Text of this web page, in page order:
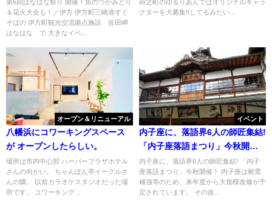
第6回はなはな祭り 開催！魚のつかみどり
＆花火大会も！／伊方 伊方町三崎港すぐ
そばの 伊方町観光交流拠点施設 佐田岬
はなはな で 大きなイベ...
卯之町のゆるりあんではオリジナルキャラ
クターを大募集!!してるみたい...
オープン＆リニューアル
八幡浜にコワーキングスペース
が オープンしたらしい。
場所は市内中心部 ハーバープラザホテル
さんの向かい。 ちゃんぽん亭イーグルさ
んの隣。 以前カラオケスタジオだった場
所です。 コワーキング...
イベント
内子座に、落語界6人の師匠集結!
「内子座落語まつり」今秋開
催！
内子座に、落語界6人の師匠集結! 「内子
座落語まつり」今秋開催！ 内子座は耐震
補強等のため、来年度から大規模改修が予
定されています。 その改...